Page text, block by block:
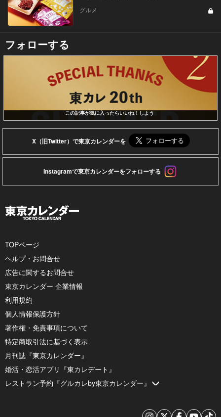
グルメ
フォローする
この記事が気に入ったらいいね！しよう
X（旧Twitter）で東京カレンダーを
Instagramで東京カレンダーをフォローする
TOPページ
ヘルプ・お問合せ
広告に関するお問合せ
東京カレンダー 企業情報
利用規約
個人情報保護方針
著作権・免責事項について
特定商取引法に基づく表示
月刊誌『東京カレンダー』
婚活・恋活アプリ『東カレデート』
レストラン予約『グルカレby東京カレンダー』